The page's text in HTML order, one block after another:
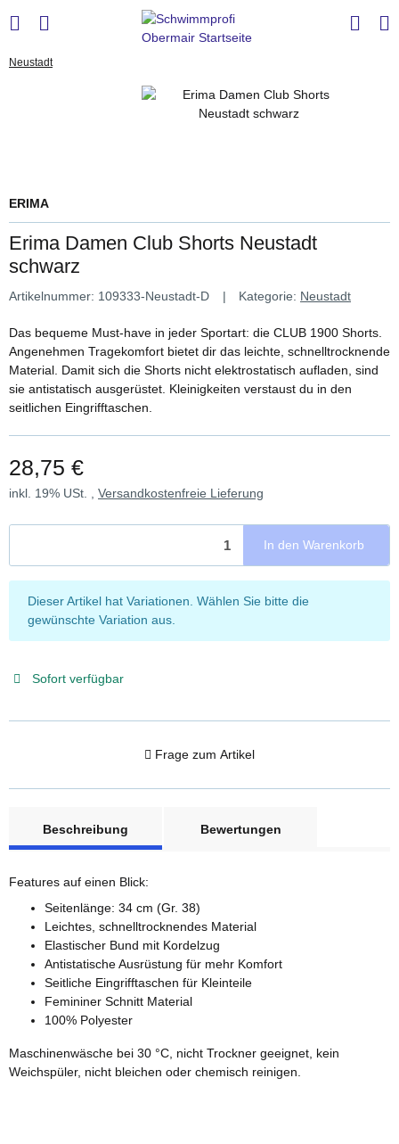
Neustadt
ERIMA
Erima Damen Club Shorts Neustadt
schwarz
Artikelnummer: 109333-Neustadt-D Kategorie: Neustadt
Das bequeme Must-have in jeder Sportart: die CLUB 1900 Shorts.
Angenehmen Tragekomfort bietet dir das leichte, schnelltrocknende
Material. Damit sich die Shorts nicht elektrostatisch aufladen, sind
sie antistatisch ausgerüstet. Kleinigkeiten verstaust du in den
seitlichen Eingrifftaschen.
28,75 €
inkl. 19% USt. , Versandkostenfreie Lieferung
In den Warenkorb
x
Dieser Artikel hat Variationen. Wählen Sie bitte die
gewünschte Variation aus.
Sofort verfügbar
Frage zum Artikel
Beschreibung
Bewertungen
Features auf einen Blick:
Seitenlänge: 34 cm (Gr. 38)
Leichtes, schnelltrocknendes Material
Elastischer Bund mit Kordelzug
Antistatische Ausrüstung für mehr Komfort
Seitliche Eingrifftaschen für Kleinteile
Femininer Schnitt Material
100% Polyester
Maschinenwäsche bei 30 °C, nicht Trockner geeignet, kein
Weichspüler, nicht bleichen oder chemisch reinigen.